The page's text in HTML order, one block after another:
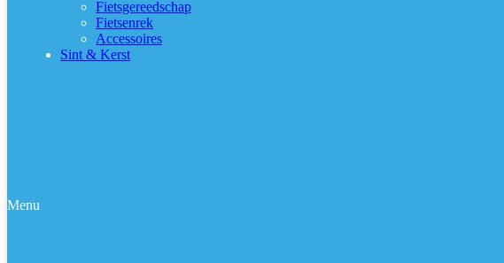
Fietsgereedschap
Fietsenrek
Accessoires
Sint & Kerst
Menu